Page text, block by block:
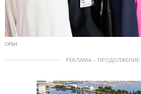
ОРБИ
РЕКЛАМА – ПРОДОЛЖЕНИЕ